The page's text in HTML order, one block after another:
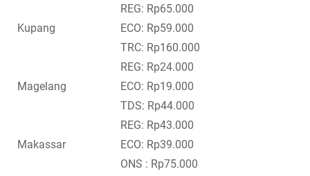
Kupang
REG: Rp65.000
ECO: Rp59.000
TRC: Rp160.000
Magelang
REG: Rp24.000
ECO: Rp19.000
TDS: Rp44.000
Makassar
REG: Rp43.000
ECO: Rp39.000
ONS : Rp75.000